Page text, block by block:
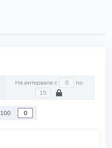
На интервале с по
100